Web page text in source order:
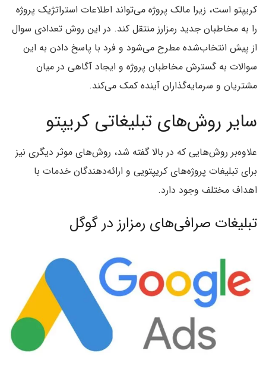
کریپتو است، زیرا مالک پروژه می‌تواند اطلاعات استراتژیک پروژه
را به مخاطبان جدید رمزارز منتقل کند. در این روش تعدادی سوال
از پیش انتخاب‌شده مطرح می‌شود و فرد با پاسخ دادن به این
سوالات به گسترش مخاطبان پروژه و ایجاد آگاهی در میان
مشتریان و سرمایه‌گذاران آینده کمک می‌کند.
سایر روش‌های تبلیغاتی کریپتو
علاوه‌بر روش‌هایی که در بالا گفته شد، روش‌های موثر دیگری نیز
برای تبلیغات پروژه‌های کریپتویی و ارائه‌دهندگان خدمات با
اهداف مختلف وجود دارد.
تبلیغات صرافی‌های رمزارز در گوگل